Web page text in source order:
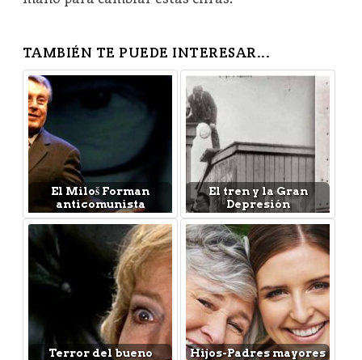
TAMBIÉN TE PUEDE INTERESAR...
El Miloš Forman
anticomunista
El tren y la Gran
Depresión
Terror del bueno Hijos-Padres mayores